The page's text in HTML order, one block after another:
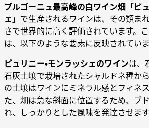
ブルゴーニュ最高峰の白ワイン畑「ピ
ェ」 で生産されるワインは、その類ま
さで世界的に高く評価されています。
は、以下のような要素に反映されていま
ピュリニー・モンラッシェのワインは、
石灰土壌で栽培されたシャルドネ種か
の土壌はワインにミネラル感とフィネ
た、畑は急な斜面に位置するため、ブ
れ、しっかりとした風味を発達させます